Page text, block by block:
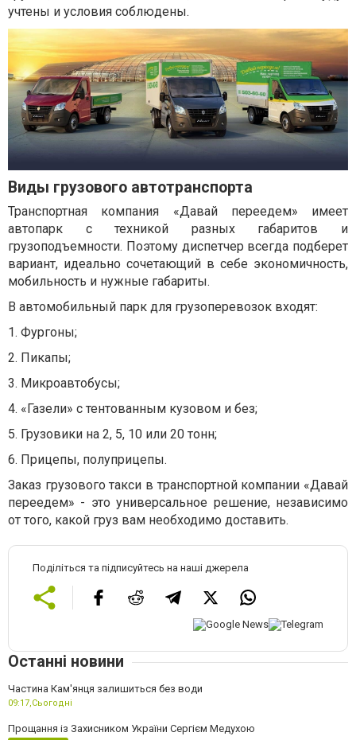
учтены и условия соблюдены.
Виды грузового автотранспорта
Транспортная компания «Давай переедем» имеет
автопарк с техникой разных габаритов и
грузоподъемности. Поэтому диспетчер всегда подберет
вариант, идеально сочетающий в себе экономичность,
мобильность и нужные габариты.
В автомобильный парк для грузоперевозок входят:
1. Фургоны;
2. Пикапы;
3. Микроавтобусы;
4. «Газели» с тентованным кузовом и без;
5. Грузовики на 2, 5, 10 или 20 тонн;
6. Прицепы, полуприцепы.
Заказ грузового такси в транспортной компании «Давай
переедем» - это универсальное решение, независимо
от того, какой груз вам необходимо доставить.
Поділіться та підписуйтесь на наші джерела
Останні новини
Частина Кам'янця залишиться без води
09:17,Сьогодні
Прощання із Захисником України Сергієм Медухою